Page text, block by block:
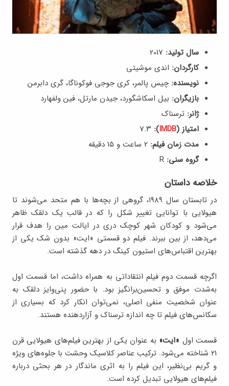
سال تولید:
کارگردان: اندی موشیتی
نویسنده: چیس پالمر، کری جوجی فوکوناگا، گری دابرمن
بازیگران: بیل اسکاشگورد، جیدن مارتل، فین ولفهارد
ژانر: ترسناک
امتیاز (IMDB
):
مدت زمان فیلم:
گروه سنی:
خلاصه داستان
در تابستان سال ۱۹۸۹، گروهی از بچه‌ها با هم متحد می‌شوند تا
هیولایی با توانایی تغییر شکل را که در قالب یک دلقک ظاهر
می‌شود و کودکان شهر کوچک دری در ایالت مین را هدف قرار
می‌دهد، از بین ببرند. فیلم دو قسمتی «ایت» بدون شک یکی از
بهترین اقتباس‌های استیون کینگ در دهه گذشته است.
اگرچه قسمت دوم فیلم انتقاداتی به همراه داشت، اما قسمت اول
به‌شدت موفق و تحسین‌برانگیز بود. با حضور پنی‌وایز دلقک به
عنوان شخصیت منفی اصلی، نمی‌توان انکار کرد که بسیاری از
سکانس‌های فیلم تا چه اندازه ترسناک و آزاردهنده هستند.
قسمت اول «ایت» به عنوان یکی از بهترین فیلم‌های هیولایی قرن
۲۱ شناخته می‌شود. ترکیب عناصر کلاسیک وحشت با جلوه‌های ویژه
و گریم بی‌نظیر، این فیلم را به اثری ماندگار در هر بحثی درباره
فیلم‌های هیولایی تبدیل کرده است.